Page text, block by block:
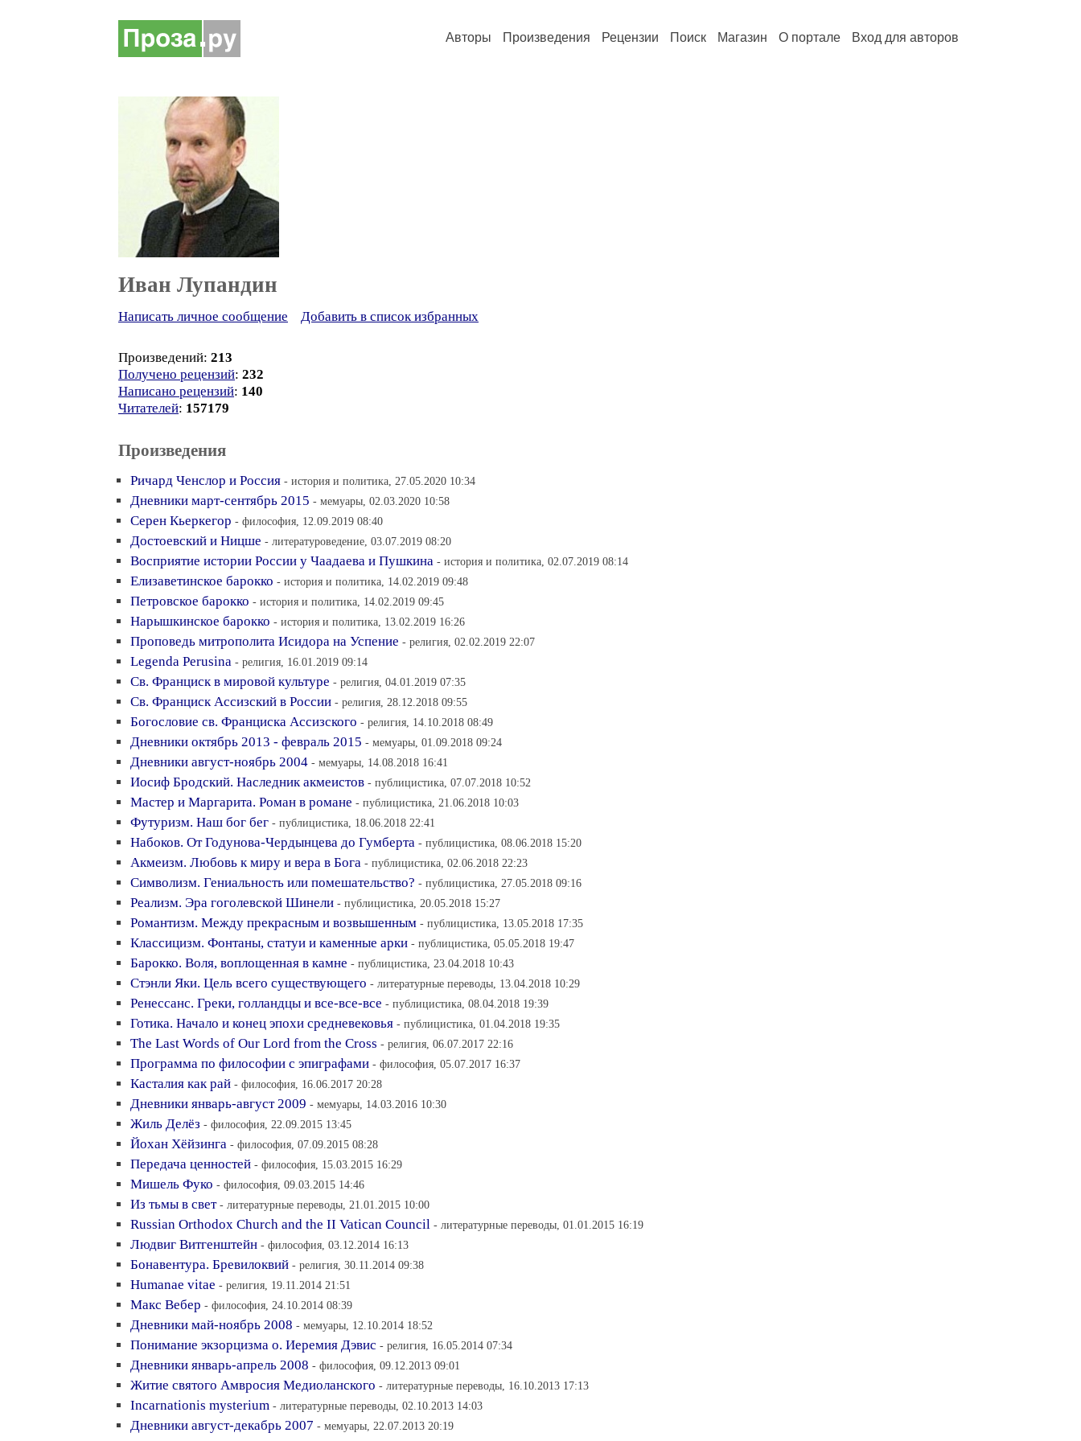
Авторы Произведения Рецензии Поиск Магазин О портале Вход для авторов
Иван Лупандин
Написать личное сообщение Добавить в список избранных
Произведений: 213
Получено рецензий: 232
Написано рецензий: 140
Читателей: 157179
Произведения
Ричард Ченслор и Россия - история и политика, 27.05.2020 10:34
Дневники март-сентябрь 2015 - мемуары, 02.03.2020 10:58
Серен Кьеркегор - философия, 12.09.2019 08:40
Достоевский и Ницше - литературоведение, 03.07.2019 08:20
Восприятие истории России у Чаадаева и Пушкина - история и политика, 02.07.2019 08:14
Елизаветинское барокко - история и политика, 14.02.2019 09:48
Петровское барокко - история и политика, 14.02.2019 09:45
Нарышкинское барокко - история и политика, 13.02.2019 16:26
Проповедь митрополита Исидора на Успение - религия, 02.02.2019 22:07
Legenda Perusina - религия, 16.01.2019 09:14
Св. Франциск в мировой культуре - религия, 04.01.2019 07:35
Св. Франциск Ассизский в России - религия, 28.12.2018 09:55
Богословие св. Франциска Ассизского - религия, 14.10.2018 08:49
Дневники октябрь 2013 - февраль 2015 - мемуары, 01.09.2018 09:24
Дневники август-ноябрь 2004 - мемуары, 14.08.2018 16:41
Иосиф Бродский. Наследник акмеистов - публицистика, 07.07.2018 10:52
Мастер и Маргарита. Роман в романе - публицистика, 21.06.2018 10:03
Футуризм. Наш бог бег - публицистика, 18.06.2018 22:41
Набоков. От Годунова-Чердынцева до Гумберта - публицистика, 08.06.2018 15:20
Акмеизм. Любовь к миру и вера в Бога - публицистика, 02.06.2018 22:23
Символизм. Гениальность или помешательство? - публицистика, 27.05.2018 09:16
Реализм. Эра гоголевской Шинели - публицистика, 20.05.2018 15:27
Романтизм. Между прекрасным и возвышенным - публицистика, 13.05.2018 17:35
Классицизм. Фонтаны, статуи и каменные арки - публицистика, 05.05.2018 19:47
Барокко. Воля, воплощенная в камне - публицистика, 23.04.2018 10:43
Стэнли Яки. Цель всего существующего - литературные переводы, 13.04.2018 10:29
Ренессанс. Греки, голландцы и все-все-все - публицистика, 08.04.2018 19:39
Готика. Начало и конец эпохи средневековья - публицистика, 01.04.2018 19:35
The Last Words of Our Lord from the Cross - религия, 06.07.2017 22:16
Программа по философии с эпиграфами - философия, 05.07.2017 16:37
Касталия как рай - философия, 16.06.2017 20:28
Дневники январь-август 2009 - мемуары, 14.03.2016 10:30
Жиль Делёз - философия, 22.09.2015 13:45
Йохан Хёйзинга - философия, 07.09.2015 08:28
Передача ценностей - философия, 15.03.2015 16:29
Мишель Фуко - философия, 09.03.2015 14:46
Из тьмы в свет - литературные переводы, 21.01.2015 10:00
Russian Orthodox Church and the II Vatican Council - литературные переводы, 01.01.2015 16:19
Людвиг Витгенштейн - философия, 03.12.2014 16:13
Бонавентура. Бревилоквий - религия, 30.11.2014 09:38
Humanae vitae - религия, 19.11.2014 21:51
Макс Вебер - философия, 24.10.2014 08:39
Дневники май-ноябрь 2008 - мемуары, 12.10.2014 18:52
Понимание экзорцизма о. Иеремия Дэвис - религия, 16.05.2014 07:34
Дневники январь-апрель 2008 - философия, 09.12.2013 09:01
Житие святого Амвросия Медиоланского - литературные переводы, 16.10.2013 17:13
Incarnationis mysterium - литературные переводы, 02.10.2013 14:03
Дневники август-декабрь 2007 - мемуары, 22.07.2013 20:19